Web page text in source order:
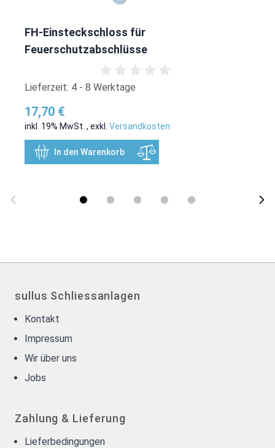
FH-Einsteckschloss für
Feuerschutzabschlüsse
Lieferzeit: 4 - 8 Werktage
17,70 €
inkl. 19% MwSt. , exkl. Versandkosten
In den Warenkorb
sullus Schliessanlagen
Kontakt
Impressum
Wir über uns
Jobs
Zahlung & Lieferung
Lieferbedingungen